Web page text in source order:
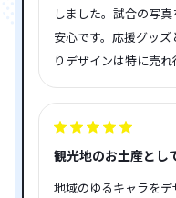
しました。試合の写
安心です。応援グッ
りデザインは特に売れ
観光地のお土産とし
地域のゆるキャラを